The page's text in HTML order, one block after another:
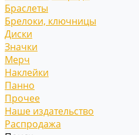
Браслеты
Брелоки, ключницы
Диски
Значки
Мерч
Наклейки
Панно
Прочее
Наше издательство
Распродажа